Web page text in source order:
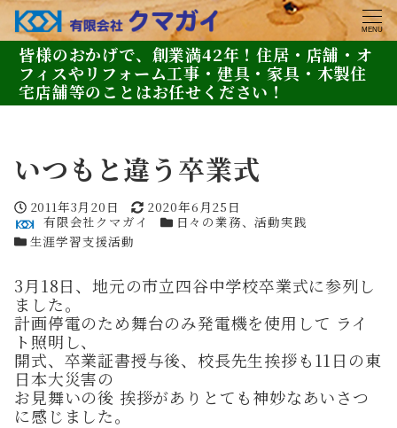
MENU
皆様のおかげで、創業満42年！住居・店舗・オ
フィスやリフォーム工事・建具・家具・木製住
宅店舗等のことはお任せください！
いつもと違う卒業式
投稿日
2011年3月20日 更新日
2020年6月25日
著者 有限会社クマガイ カテゴリー
日々の業務、活動実践
カテゴリー
生涯学習支援活動
3月18日、地元の市立四谷中学校卒業式に参列し
ました。
計画停電のため舞台のみ発電機を使用して ライ
ト照明し、
開式、卒業証書授与後、校長先生挨拶も11日の東
日本大災害の
お見舞いの後 挨拶がありとても神妙なあいさつ
に感じました。